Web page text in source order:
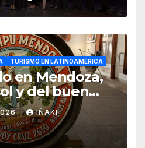
TURISMO EN LATINOAMÉRICA
en Mendoza,
y del buen
IÑAKI